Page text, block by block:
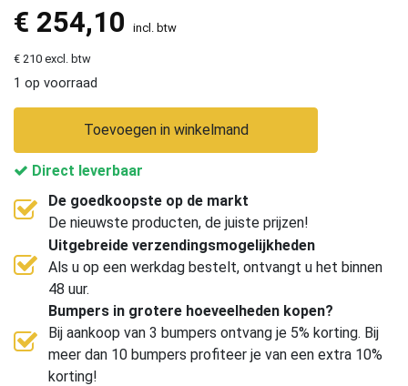
€ 254,10 incl. btw
€ 210 excl. btw
1 op voorraad
Toevoegen in winkelmand
Direct leverbaar
De goedkoopste op de markt
De nieuwste producten, de juiste prijzen!
Uitgebreide verzendingsmogelijkheden
Als u op een werkdag bestelt, ontvangt u het binnen
48 uur.
Bumpers in grotere hoeveelheden kopen?
Bij aankoop van 3 bumpers ontvang je 5% korting. Bij
meer dan 10 bumpers profiteer je van een extra 10%
korting!